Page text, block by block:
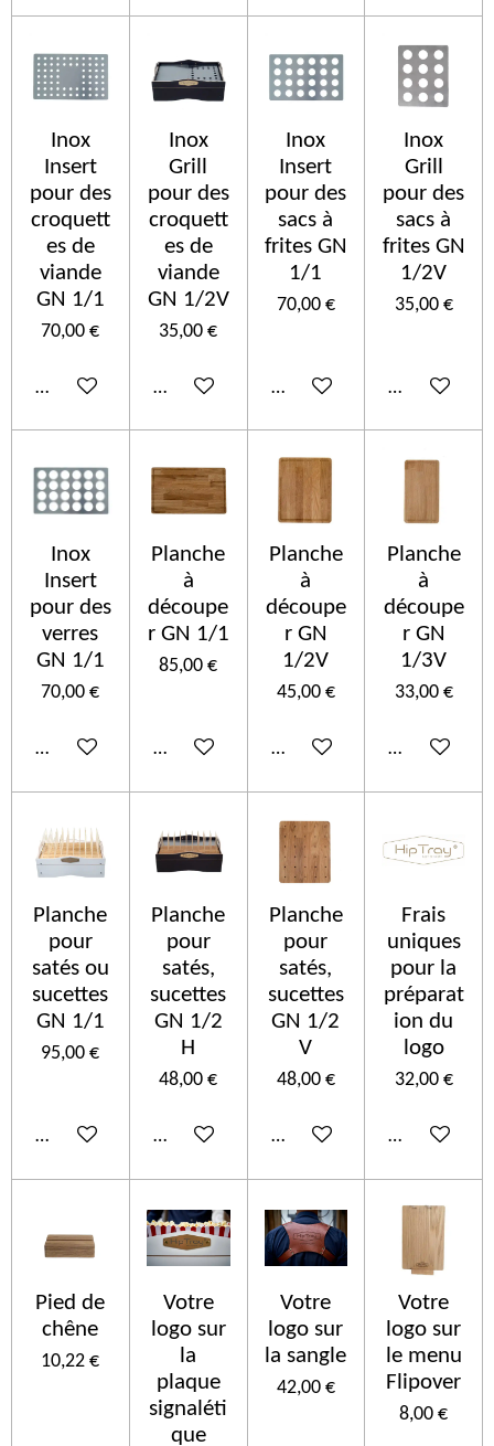
Inox
Insert
pour des
croquett
es de
viande
GN 1/1
70,00 €
In den Warenkorb
Inox
Grill
pour des
croquett
es de
viande
GN 1/2V
35,00 €
In den Warenkorb
Inox
Insert
pour des
sacs à
frites GN
1/1
70,00 €
In den Warenkorb
Inox
Grill
pour des
sacs à
frites GN
1/2V
35,00 €
In den
Inox
Insert
pour des
verres
GN 1/1
70,00 €
In den Warenkorb
Planche
à
découpe
r GN 1/1
85,00 €
In den Warenkorb
Planche
à
découpe
r GN
1/2V
45,00 €
In den Warenkorb
Planche
à
découpe
r GN
1/3V
33,00 €
In den
Planche
pour
satés ou
sucettes
GN 1/1
95,00 €
In den Warenkorb
Planche
pour
satés,
sucettes
GN 1/2
H
48,00 €
In den Warenkorb
Planche
pour
satés,
sucettes
GN 1/2
V
48,00 €
In den Warenkorb
Frais
uniques
pour la
préparat
ion du
logo
32,00 €
In den
Pied de
chêne
10,22 €
Votre
logo sur
la
plaque
signaléti
que
Votre
logo sur
la sangle
42,00 €
Votre
logo sur
le menu
Flipover
8,00 €